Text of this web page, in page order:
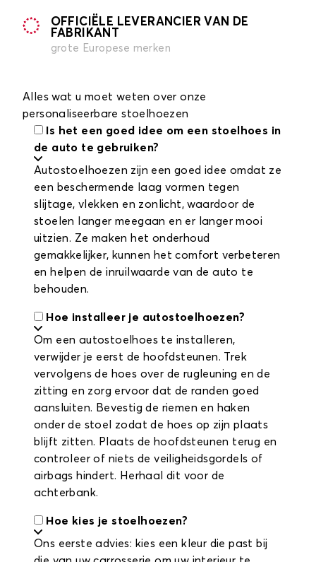
OFFICIËLE LEVERANCIER VAN DE
FABRIKANT
grote Europese merken
Alles wat u moet weten over onze
personaliseerbare stoelhoezen
Is het een goed idee om een stoelhoes in
de auto te gebruiken?
Autostoelhoezen zijn een goed idee omdat ze
een beschermende laag vormen tegen
slijtage, vlekken en zonlicht, waardoor de
stoelen langer meegaan en er langer mooi
uitzien. Ze maken het onderhoud
gemakkelijker, kunnen het comfort verbeteren
en helpen de inruilwaarde van de auto te
behouden.
Hoe installeer je autostoelhoezen?
Om een autostoelhoes te installeren,
verwijder je eerst de hoofdsteunen. Trek
vervolgens de hoes over de rugleuning en de
zitting en zorg ervoor dat de randen goed
aansluiten. Bevestig de riemen en haken
onder de stoel zodat de hoes op zijn plaats
blijft zitten. Plaats de hoofdsteunen terug en
controleer of niets de veiligheidsgordels of
airbags hindert. Herhaal dit voor de
achterbank.
Hoe kies je stoelhoezen?
Ons eerste advies: kies een kleur die past bij